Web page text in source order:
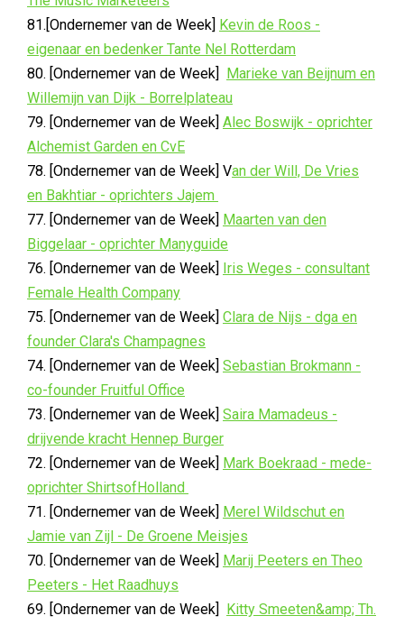
81.[Ondernemer van de Week] Kevin de Roos -
eigenaar en bedenker Tante Nel Rotterdam
80. [Ondernemer van de Week] Marieke van Beijnum en
Willemijn van Dijk - Borrelplateau
79. [Ondernemer van de Week] Alec Boswijk - oprichter
Alchemist Garden en CvE
78. [Ondernemer van de Week] Van der Will, De Vries
en Bakhtiar - oprichters Jajem
77. [Ondernemer van de Week] Maarten van den
Biggelaar - oprichter Manyguide
76. [Ondernemer van de Week] Iris Weges - consultant
Female Health Company
75. [Ondernemer van de Week] Clara de Nijs - dga en
founder Clara's Champagnes
74. [Ondernemer van de Week] Sebastian Brokmann -
co-founder Fruitful Office
73. [Ondernemer van de Week] Saira Mamadeus -
drijvende kracht Hennep Burger
72. [Ondernemer van de Week] Mark Boekraad - mede-
oprichter ShirtsofHolland
71. [Ondernemer van de Week] Merel Wildschut en
Jamie van Zijl - De Groene Meisjes
70. [Ondernemer van de Week] Marij Peeters en Theo
Peeters - Het Raadhuys
69. [Ondernemer van de Week] Kitty Smeeten&amp; Th.